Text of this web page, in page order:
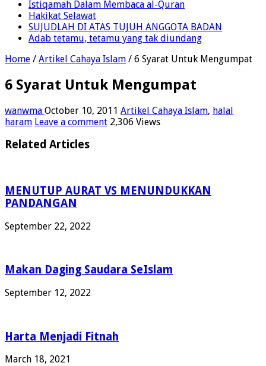
Istiqamah Dalam Membaca al-Quran
Hakikat Selawat
SUJUDLAH DI ATAS TUJUH ANGGOTA BADAN
Adab tetamu, tetamu yang tak diundang
Home / Artikel Cahaya Islam / 6 Syarat Untuk Mengumpat
6 Syarat Untuk Mengumpat
wanwma October 10, 2011 Artikel Cahaya Islam, halal
haram Leave a comment 2,306 Views
Related Articles
MENUTUP AURAT VS MENUNDUKKAN
PANDANGAN
September 22, 2022
Makan Daging Saudara SeIslam
September 12, 2022
Harta Menjadi Fitnah
March 18, 2021